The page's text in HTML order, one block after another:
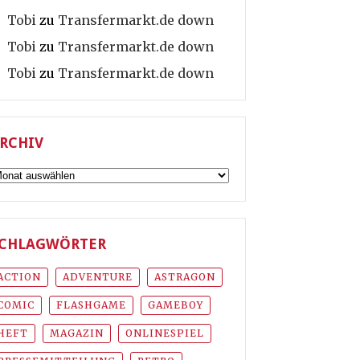
Tobi zu Transfermarkt.de down
Tobi zu Transfermarkt.de down
Tobi zu Transfermarkt.de down
ADVENTURE ASTRAGON
FLASHGAME GAMEBOY
MAGAZIN ONLINESPIEL